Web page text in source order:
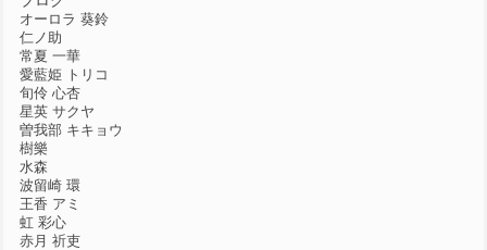
オーロラ 葵鈴
仁ノ助
常夏 一華
愛藍姫 トリコ
旬伶 心杏
星英 サクヤ
曽我部 キキョウ
樹樂
水森
波留崎 環
王香 アミ
虹 彩心
赤月 祈吏